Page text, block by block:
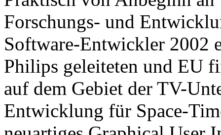
Forschungs- und
Software-Entwickler 2002
Philips geleiteten und EU
auf dem Gebiet der TV-
Entwicklung für Space-